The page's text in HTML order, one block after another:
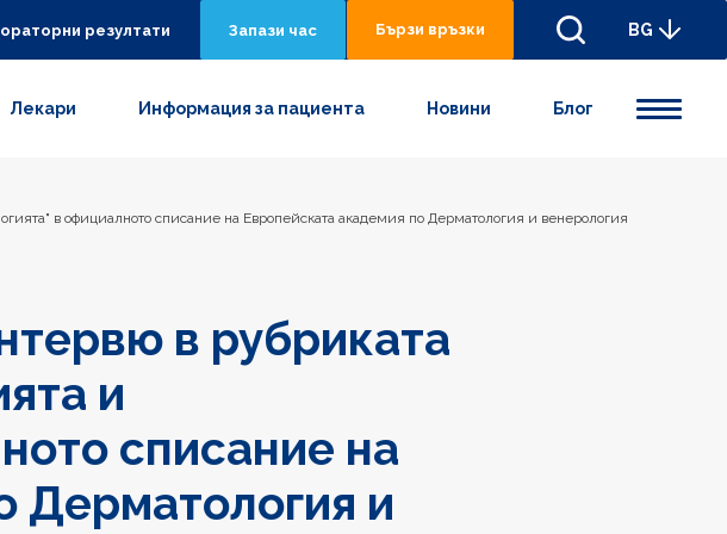
резултати Запази час Бързи връзки BG
Лекари Информация за пациента Новини Блог
в официалното списание на Европейската академия по Дерматология и венерология
в рубриката
и
списание на
Дерматология и